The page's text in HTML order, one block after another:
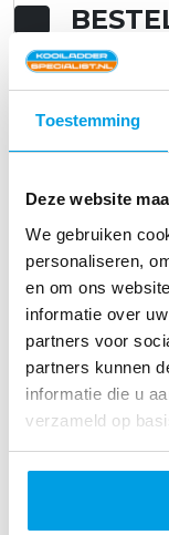
Toestemming
Deze website
We gebruiken
personaliseren,
en om ons
informatie over
partners voor
partners kunnen
informatie die u
verzameld op
Onze
BERICHT